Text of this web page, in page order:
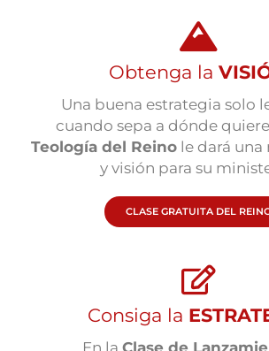
Obtenga la
Una buena estrategia solo
cuando sepa a dónde
Teología del Reino le dará una
y visión para su
CLASE GRATUITA DEL
Consiga la